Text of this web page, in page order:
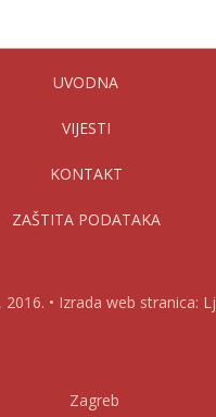
UVODNA
VIJESTI
KONTAKT
ZAŠTITA PODATAKA
• Izrada web stranica:
Zagreb